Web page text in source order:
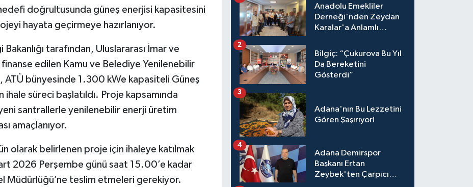
doğrultusunda güneş enerjisi kapasitesini
hayata geçirmeye hazırlanıyor.
tarafından, Uluslararası İmar ve
finanse edilen Kamu ve Belediye Yenilenebilir
ATÜ bünyesinde 1.300 kWe kapasiteli Güneş
ihale süreci başlatıldı. Proje kapsamında
santrallerle yenilenebilir enerji üretim
amaçlanıyor.
olarak belirlenen proje için ihaleye katılmak
2026 Perşembe günü saat 15.00’e kadar
Müdürlüğü’ne teslim etmeleri gerekiyor.
Anadolu Emekliler
Derneği'nden Zeydan
Karalar'a Anlamlı
Bilgiç: “Çukurova Bu Yıl
Da Bereketini
Gösterdi”
2
Adana'nın Bu Lezzetini
Gören Şaşırıyor!
3
Adana Demirspor
Başkanı Ertan
Zeybek'ten Çarpıcı
4